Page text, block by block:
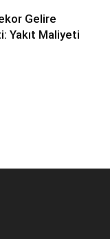
Gelire
Yakıt Maliyeti